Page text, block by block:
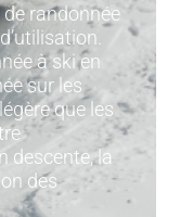
randonnée
à ski en
sur les
que les
descente, la
des